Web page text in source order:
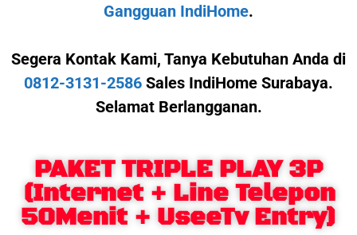
Gangguan IndiHome.
Segera Kontak Kami, Tanya Kebutuhan Anda di
0812-3131-2586 Sales IndiHome Surabaya.
Selamat Berlangganan.
PAKET TRIPLE PLAY 3P
(Internet + Line Telepon
50Menit + UseeTv Entry)